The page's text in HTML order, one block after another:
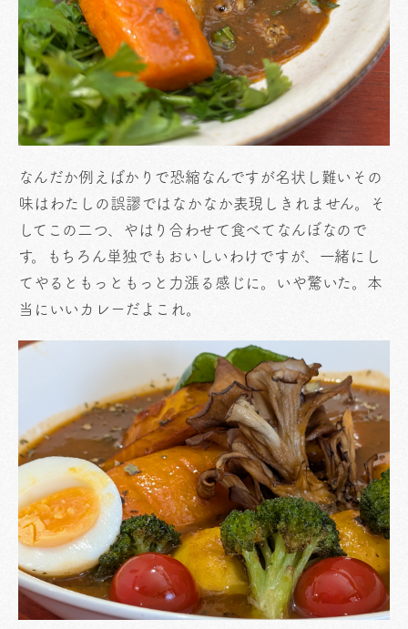
なんだか例えばかりで恐縮なんですが名状し難いその
味はわたしの誤謬ではなかなか表現しきれません。そ
してこの二つ、やはり合わせて食べてなんぼなので
す。もちろん単独でもおいしいわけですが、一緒にし
てやるともっともっと力漲る感じに。いや驚いた。本
当にいいカレーだよこれ。